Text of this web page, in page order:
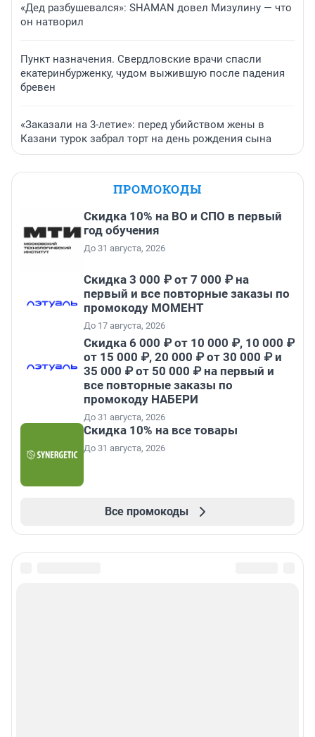
«Дед разбушевался»: SHAMAN довел Мизулину — что
он натворил
Пункт назначения. Свердловские врачи спасли
екатеринбурженку, чудом выжившую после падения
бревен
«Заказали на 3-летие»: перед убийством жены в
Казани турок забрал торт на день рождения сына
ПРОМОКОДЫ
Скидка 10% на ВО и СПО в первый
год обучения
До 31 августа, 2026
Скидка 3 000 ₽ от 7 000 ₽ на
первый и все повторные заказы по
промокоду МОМЕНТ
До 17 августа, 2026
Скидка 6 000 ₽ от 10 000 ₽, 10 000 ₽
от 15 000 ₽, 20 000 ₽ от 30 000 ₽ и
35 000 ₽ от 50 000 ₽ на первый и
все повторные заказы по
промокоду НАБЕРИ
До 31 августа, 2026
Скидка 10% на все товары
До 31 августа, 2026
Все промокоды